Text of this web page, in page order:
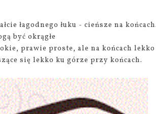
łagodnego łuku - cieńsze na końcach.
być okrągłe
prawie proste, ale na końcach lekko
się lekko ku górze przy końcach.